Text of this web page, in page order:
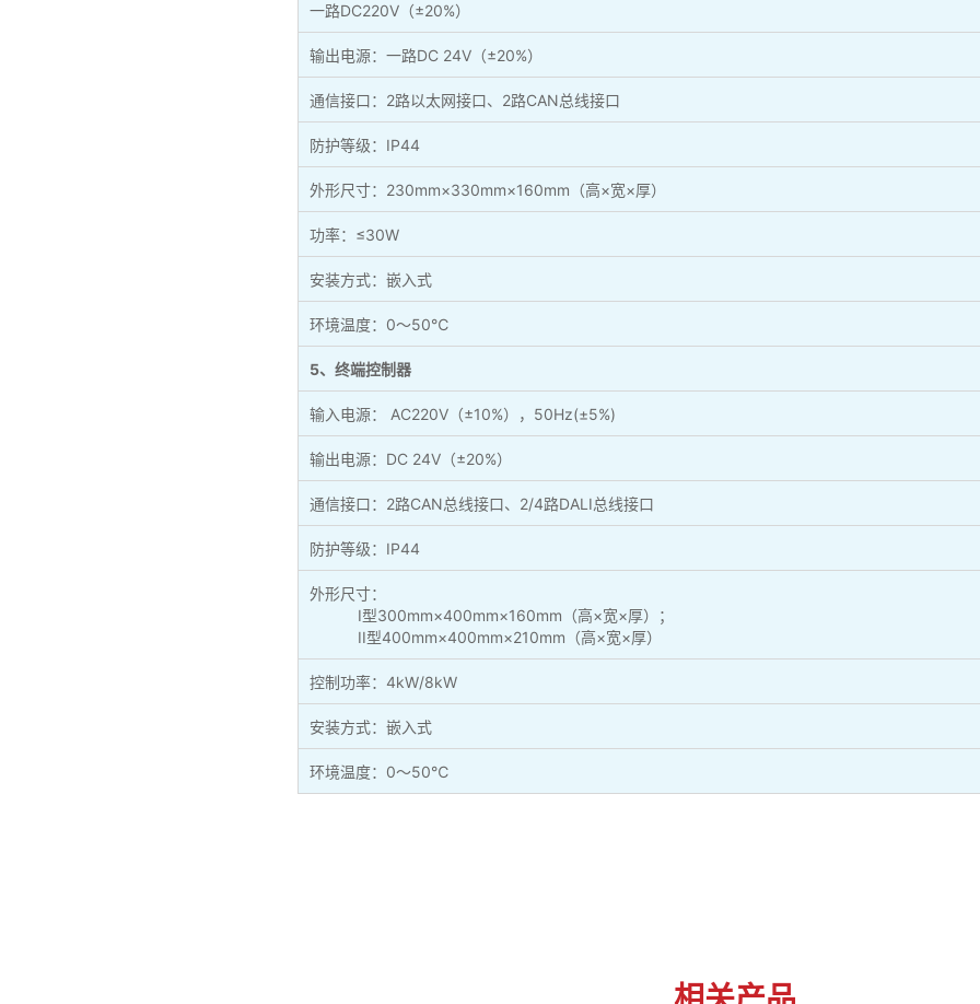
一路DC220V（±20%）
输出电源：一路DC 24V（±20%）
通信接口：2路以太网接口、2路CAN总线接口
防护等级：IP44
外形尺寸：230mm×330mm×160mm（高×宽×厚）
功率：≤30W
安装方式：嵌入式
环境温度：0～50℃
5、终端控制器
输入电源： AC220V（±10%），50Hz(±5%)
输出电源：DC 24V（±20%）
通信接口：2路CAN总线接口、2/4路DALI总线接口
防护等级：IP44
外形尺寸：
I型300mm×400mm×160mm（高×宽×厚）；
II型400mm×400mm×210mm（高×宽×厚）
控制功率：4kW/8kW
安装方式：嵌入式
环境温度：0～50℃